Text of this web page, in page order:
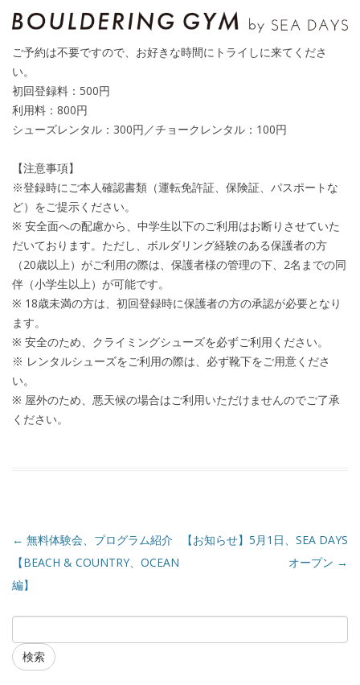
ご予約は不要ですので、お好きな時間にトライしに来てくださ
い。
初回登録料：500円
利用料：800円
シューズレンタル：300円／チョークレンタル：100円
【注意事項】
※登録時にご本人確認書類（運転免許証、保険証、パスポートな
ど）をご提示ください。
※ 安全面への配慮から、中学生以下のご利用はお断りさせていた
だいております。ただし、ボルダリング経験のある保護者の方
（20歳以上）がご利用の際は、保護者様の管理の下、2名までの同
伴（小学生以上）が可能です。
※ 18歳未満の方は、初回登録時に保護者の方の承認が必要となり
ます。
※ 安全のため、クライミングシューズを必ずご利用ください。
※ レンタルシューズをご利用の際は、必ず靴下をご用意くださ
い。
※ 屋外のため、悪天候の場合はご利用いただけませんのでご了承
ください。
← 無料体験会、プログラム紹介
【BEACH & COUNTRY、OCEAN
編】
【お知らせ】5月1日、SEA DAYS
オープン →
検索